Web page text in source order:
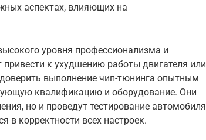
аспектах, влияющих на
уровня профессионализма и
к ухудшению работы двигателя или
выполнение чип-тюнинга опытным
квалификацию и оборудование. Они
но и проведут тестирование автомобиля
в корректности всех настроек.